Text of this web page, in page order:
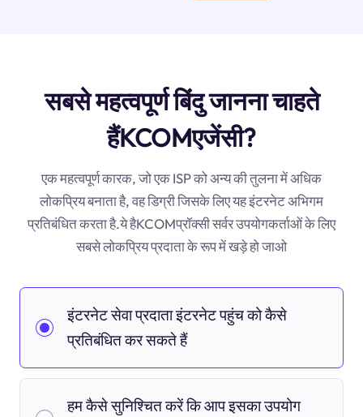
सबसे महत्वपूर्ण बिंदु जानना चाहते
हैंKCOMएजेंसी?
एक महत्वपूर्ण कारक, जो एक ISP को अन्य की तुलना में अधिक
लोकप्रिय बनाता है, वह डिग्री जिसके लिए यह इंटरनेट अभिगम
प्रतिबंधित करता है.ये हैKCOMप्रॉक्सी सर्वर उपयोगकर्ताओं के लिए
सबसे लोकप्रिय प्रदाता के रूप में खड़े हो जाओ
इंटरनेट सेवा प्रदाता इंटरनेट पहुंच को कैसे
प्रतिबंधित कर सकते हैं
हम कैसे सुनिश्चित करें कि आप इसका उपयोग